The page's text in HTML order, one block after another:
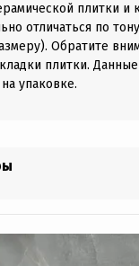
плитки и
отличаться по
Обратите
плитки.
упаковке.